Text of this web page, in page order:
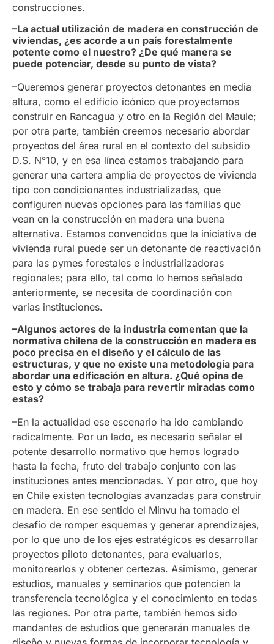
construcciones.
–La actual utilización de madera en construcción de
viviendas, ¿es acorde a un país forestalmente
potente como el nuestro? ¿De qué manera se
puede potenciar, desde su punto de vista?
–Queremos generar proyectos detonantes en media
altura, como el edificio icónico que proyectamos
construir en Rancagua y otro en la Región del Maule;
por otra parte, también creemos necesario abordar
proyectos del área rural en el contexto del subsidio
D.S. N°10, y en esa línea estamos trabajando para
generar una cartera amplia de proyectos de vivienda
tipo con condicionantes industrializadas, que
configuren nuevas opciones para las familias que
vean en la construcción en madera una buena
alternativa. Estamos convencidos que la iniciativa de
vivienda rural puede ser un detonante de reactivación
para las pymes forestales e industrializadoras
regionales; para ello, tal como lo hemos señalado
anteriormente, se necesita de coordinación con
varias instituciones.
–Algunos actores de la industria comentan que la
normativa chilena de la construcción en madera es
poco precisa en el diseño y el cálculo de las
estructuras, y que no existe una metodología para
abordar una edificación en altura. ¿Qué opina de
esto y cómo se trabaja para revertir miradas como
estas?
–En la actualidad ese escenario ha ido cambiando
radicalmente. Por un lado, es necesario señalar el
potente desarrollo normativo que hemos logrado
hasta la fecha, fruto del trabajo conjunto con las
instituciones antes mencionadas. Y por otro, que hoy
en Chile existen tecnologías avanzadas para construir
en madera. En ese sentido el Minvu ha tomado el
desafío de romper esquemas y generar aprendizajes,
por lo que uno de los ejes estratégicos es desarrollar
proyectos piloto detonantes, para evaluarlos,
monitorearlos y obtener certezas. Asimismo, generar
estudios, manuales y seminarios que potencien la
transferencia tecnológica y el conocimiento en todas
las regiones. Por otra parte, también hemos sido
mandantes de estudios que generarán manuales de